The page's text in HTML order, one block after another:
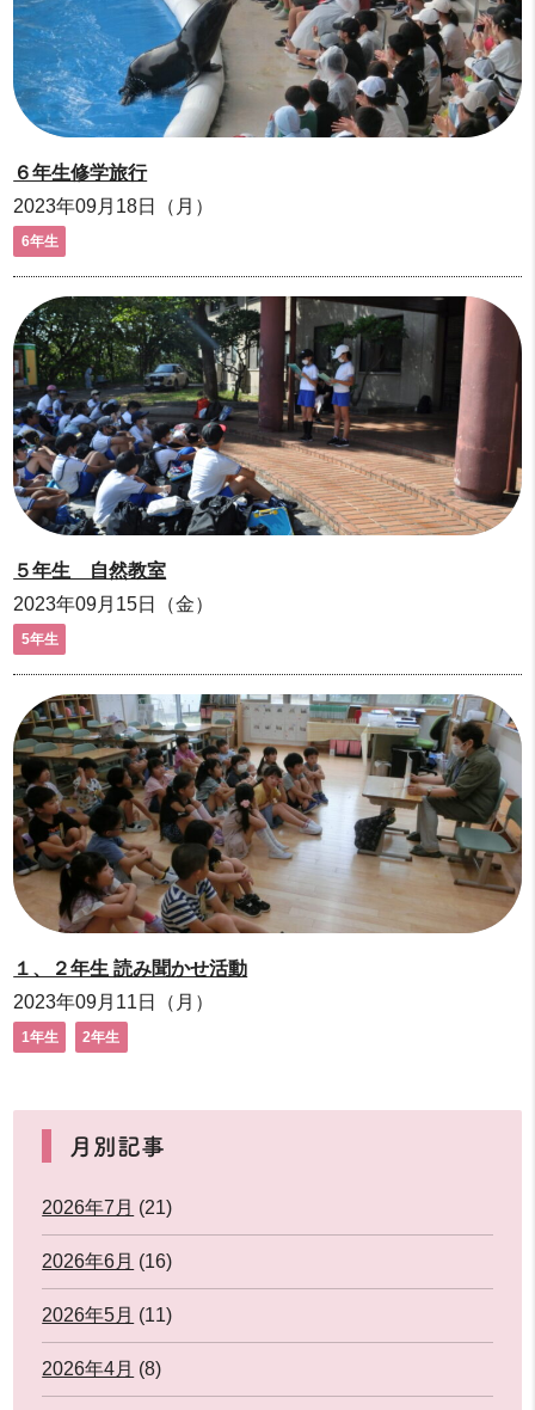
６年生修学旅行
2023年09月18日（月）
6年生
５年生 自然教室
2023年09月15日（金）
5年生
１、２年生 読み聞かせ活動
2023年09月11日（月）
1年生 2年生
月別記事
2026年7月 (21)
2026年6月 (16)
2026年5月 (11)
2026年4月 (8)